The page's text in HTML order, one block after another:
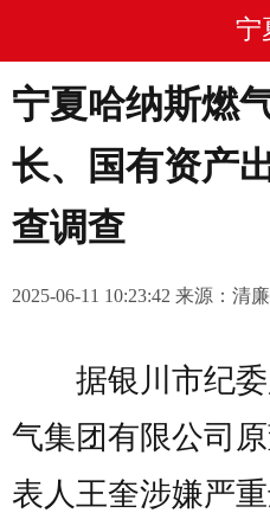
宁
宁夏哈纳斯燃
长、国有资产
查调查
2025-06-11 10:23:42 来源：清
据银川市纪委
气集团有限公司
表人王奎涉嫌严